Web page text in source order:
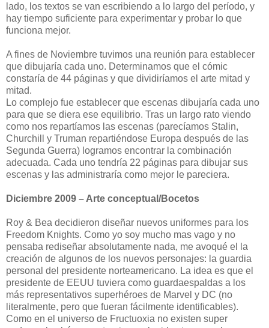
lado, los textos se van escribiendo a lo largo del período, y
hay tiempo suficiente para experimentar y probar lo que
funciona mejor.
A fines de Noviembre tuvimos una reunión para establecer
que dibujaría cada uno. Determinamos que el cómic
constaría de 44 páginas y que dividiríamos el arte mitad y
mitad.
Lo complejo fue establecer que escenas dibujaría cada uno
para que se diera ese equilibrio. Tras un largo rato viendo
como nos repartíamos las escenas (parecíamos Stalin,
Churchill y Truman repartiéndose Europa después de las
Segunda Guerra) logramos encontrar la combinación
adecuada. Cada uno tendría 22 páginas para dibujar sus
escenas y las administraría como mejor le pareciera.
Diciembre 2009 – Arte conceptual/Bocetos
Roy & Bea decidieron diseñar nuevos uniformes para los
Freedom Knights. Como yo soy mucho mas vago y no
pensaba rediseñar absolutamente nada, me avoqué el la
creación de algunos de los nuevos personajes: la guardia
personal del presidente norteamericano. La idea es que el
presidente de EEUU tuviera como guardaespaldas a los
más representativos superhéroes de Marvel y DC (no
literalmente, pero que fueran fácilmente identificables).
Como en el universo de Fructuoxia no existen super